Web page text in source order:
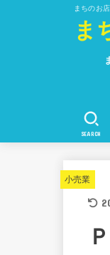
まちのお
ま
SEARCH
小売業